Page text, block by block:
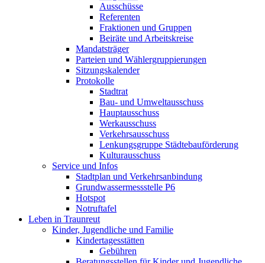
Ausschüsse
Referenten
Fraktionen und Gruppen
Beiräte und Arbeitskreise
Mandatsträger
Parteien und Wählergruppierungen
Sitzungskalender
Protokolle
Stadtrat
Bau- und Umweltausschuss
Hauptausschuss
Werkausschuss
Verkehrsausschuss
Lenkungsgruppe Städtebauförderung
Kulturausschuss
Service und Infos
Stadtplan und Verkehrsanbindung
Grundwassermessstelle P6
Hotspot
Notruftafel
Leben in Traunreut
Kinder, Jugendliche und Familie
Kindertagesstätten
Gebühren